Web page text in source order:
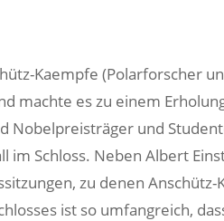
Kaempfe (Polarforscher
machte es zu einem
Nobelpreisträger und
im Schloss. Neben Albert
zu denen
ist so umfangreich,